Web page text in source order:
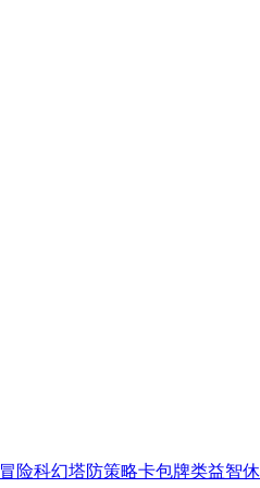
冒险科幻塔防策略卡包牌类益智